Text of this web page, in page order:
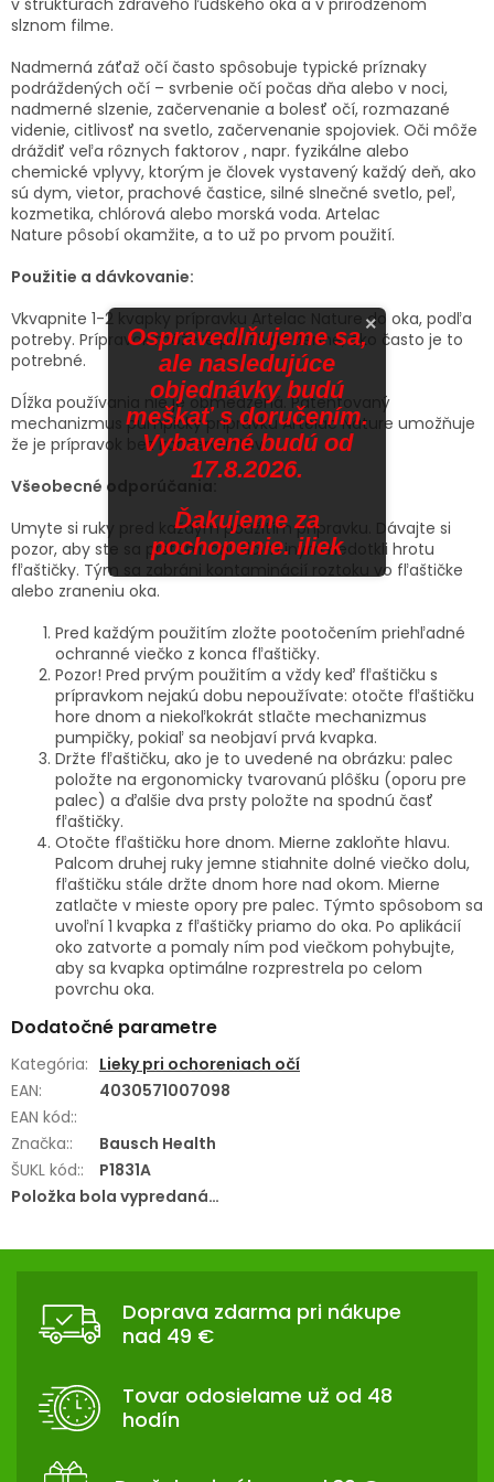
slznom filme.
Nadmerná záťaž očí často spôsobuje typické príznaky
podráždených očí – svrbenie očí počas dňa alebo v noci,
nadmerné slzenie, začervenanie a bolesť očí, rozmazané
videnie, citlivosť na svetlo, začervenanie spojoviek. Oči môže
dráždiť veľa rôznych faktorov , napr. fyzikálne alebo
chemické vplyvy, ktorým je človek vystavený každý deň, ako
sú dym, vietor, prachové častice, silné slnečné svetlo, peľ,
kozmetika, chlórová alebo morská voda. Artelac
Nature pôsobí okamžite, a to už po prvom použití.
Použitie a dávkovanie:
Vkvapnite 1-2 kvapky prípravku Artelac Nature do oka, podľa
potreby. Prípravok môžete používať denne, ako často je to
potrebné.
Dĺžka používania nie je obmedzená. Patentovaný
mechanizmus pumpičky prípravku Artelac Nature umožňuje
že je prípravok bez konzervantov.
Všeobecné odporúčania:
Umyte si ruky pred každým použitím prípravku. Dávajte si
pozor, aby ste sa prstami ani ničím iným nedotkli hrotu
fľaštičky. Tým sa zabráni kontaminácií roztoku vo fľaštičke
alebo zraneniu oka.
Pred každým použitím zložte pootočením priehľadné
ochranné viečko z konca fľaštičky.
Pozor! Pred prvým použitím a vždy keď fľaštičku s
prípravkom nejakú dobu nepoužívate: otočte fľaštičku
hore dnom a niekoľkokrát stlačte mechanizmus
pumpičky, pokiaľ sa neobjaví prvá kvapka.
Držte fľaštičku, ako je to uvedené na obrázku: palec
položte na ergonomicky tvarovanú plôšku (oporu pre
palec) a ďalšie dva prsty položte na spodnú časť
fľaštičky.
Otočte fľaštičku hore dnom. Mierne zakloňte hlavu.
Palcom druhej ruky jemne stiahnite dolné viečko dolu,
fľaštičku stále držte dnom hore nad okom. Mierne
zatlačte v mieste opory pre palec. Týmto spôsobom sa
uvoľní 1 kvapka z fľaštičky priamo do oka. Po aplikácií
oko zatvorte a pomaly ním pod viečkom pohybujte,
aby sa kvapka optimálne rozprestrela po celom
povrchu oka.
Dodatočné parametre
Kategória: Lieky pri ochoreniach očí
EAN:
4030571007098
EAN kód::
Značka::
Bausch Health
ŠUKL kód::
P1831A
Položka bola vypredaná…
Z
Doprava zdarma pri nákupe
nad 49 €
Tovar odosielame už od 48
hodín
×
Ospravedlňujeme sa,
ale nasledujúce
objednávky budú
meškať s doručením.
Vybavené budú od
17.8.2026.
Ďakujeme za
pochopenie. iliek